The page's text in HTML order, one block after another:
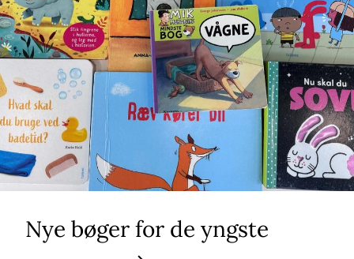
Nye bøger for de yngste